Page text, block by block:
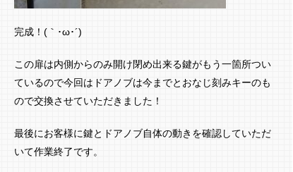
完成！(｀･ω･´)ゞ
この扉は内側からのみ開け閉め出来る鍵がもう一箇所つい
ているので今回はドアノブは今までとおなじ刻みキーのも
ので交換させていただきました！
最後にお客様に鍵とドアノブ自体の動きを確認していただ
いて作業終了です。